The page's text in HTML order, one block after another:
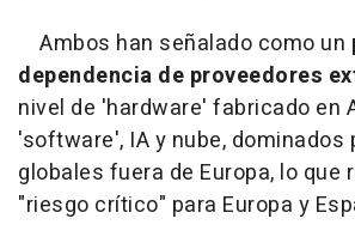
Ambos han señalado como un
dependencia de proveedores
nivel de 'hardware' fabricado en
'software', IA y nube, dominados
globales fuera de Europa, lo que
"riesgo crítico" para Europa y